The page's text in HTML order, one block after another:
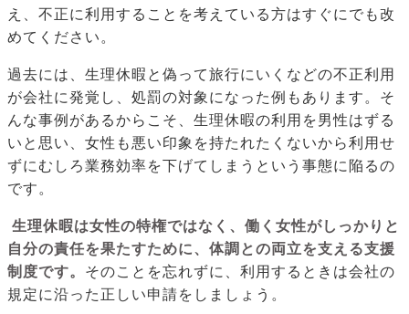
え、不正に利用することを考えている方はすぐにでも改
めてください。
過去には、生理休暇と偽って旅行にいくなどの不正利用
が会社に発覚し、処罰の対象になった例もあります。そ
んな事例があるからこそ、生理休暇の利用を男性はずる
いと思い、女性も悪い印象を持たれたくないから利用せ
ずにむしろ業務効率を下げてしまうという事態に陥るの
です。
生理休暇は女性の特権ではなく、働く女性がしっかりと
自分の責任を果たすために、体調との両立を支える支援
制度です。 そのことを忘れずに、利用するときは会社の
規定に沿った正しい申請をしましょう。